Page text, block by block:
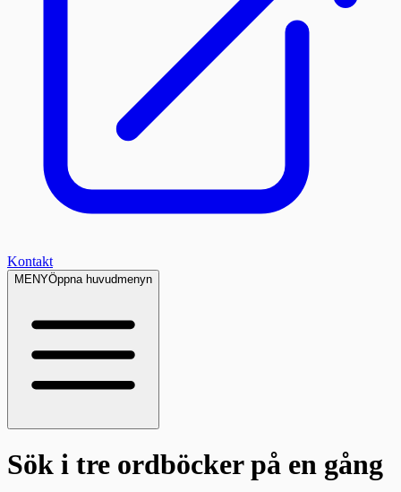
Kontakt
MENYÖppna huvudmenyn
Sök i tre ordböckerpå en gång